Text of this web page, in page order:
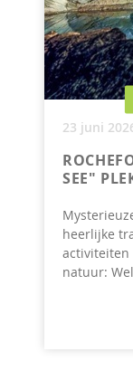
23 juni
SEE"
heerlijke
activiteiten
natuur: